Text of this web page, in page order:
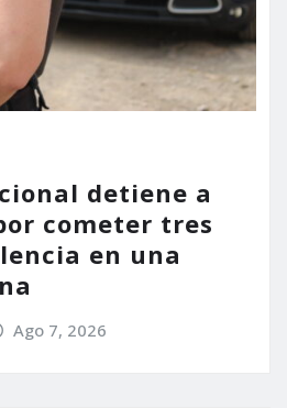
detiene a
cometer tres
en una
Ago 7, 2026